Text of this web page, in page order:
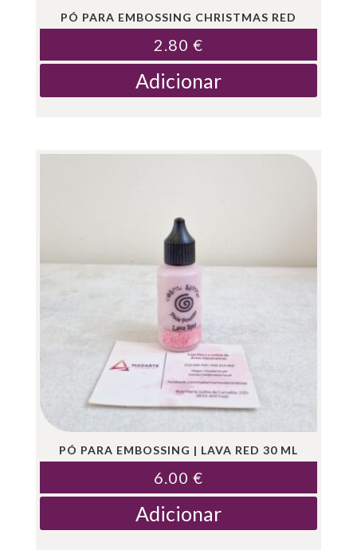
PÓ PARA EMBOSSING CHRISTMAS RED
2.80 €
Adicionar
PÓ PARA EMBOSSING | LAVA RED 30 ML
6.00 €
Adicionar